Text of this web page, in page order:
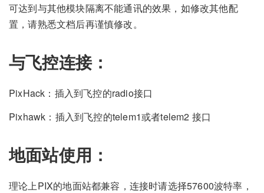
可达到与其他模块隔离不能通讯的效果，如修改其他配
置，请熟悉文档后再谨慎修改。
与飞控连接：
PixHack：插入到飞控的radio接口
Pixhawk：插入到飞控的telem1或者telem2 接口
地面站使用：
理论上PIX的地面站都兼容，连接时请选择57600波特率，